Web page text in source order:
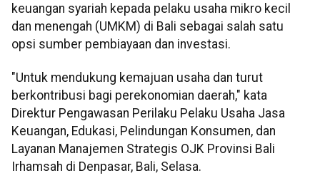
keuangan syariah kepada pelaku usaha mikro kecil
dan menengah (UMKM) di Bali sebagai salah satu
opsi sumber pembiayaan dan investasi.
"Untuk mendukung kemajuan usaha dan turut
berkontribusi bagi perekonomian daerah," kata
Direktur Pengawasan Perilaku Pelaku Usaha Jasa
Keuangan, Edukasi, Pelindungan Konsumen, dan
Layanan Manajemen Strategis OJK Provinsi Bali
Irhamsah di Denpasar, Bali, Selasa.